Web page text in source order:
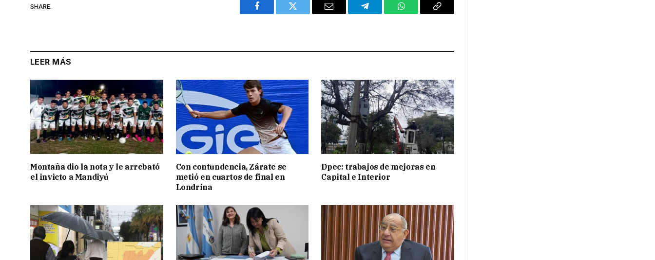
SHARE.
Facebook Twitter Email Telegram WhatsAppCopy
LEER MÁS
Montaña dio la nota y le arrebató
el invicto a Mandiyú
Con contundencia, Zárate se
metió en cuartos de final en
Londrina
Dpec: trabajos de mejoras en
Capital e Interior